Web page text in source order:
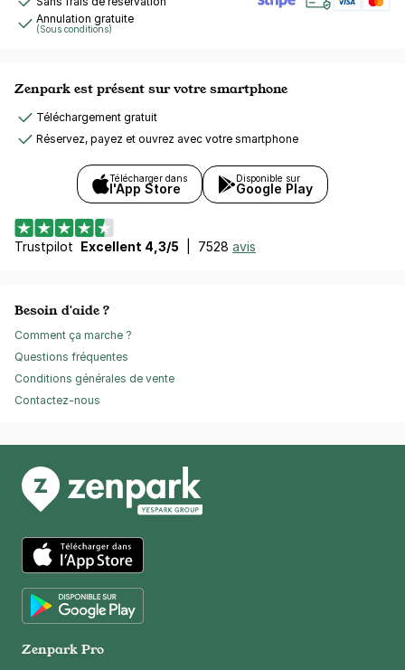
Annulation gratuite
(Sous conditions)
Zenpark est présent sur votre smartphone
Téléchargement gratuit
Réservez, payez et ouvrez avec votre smartphone
Télécharger dans
l'App Store
Disponible sur
Google Play
Trustpilot Excellent 4,3/5 7528 avis
Besoin d'aide ?
Comment ça marche ?
Questions fréquentes
Conditions générales de vente
Contactez-nous
App Store
Zenpark Pro